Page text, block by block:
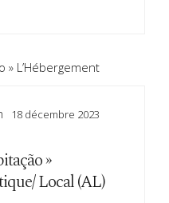
18 décembre 2023
»
Local (AL)